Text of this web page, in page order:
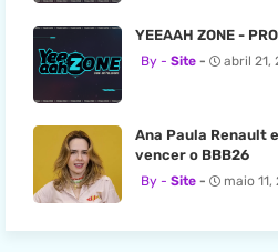
YEEAAH ZONE -
Site abril 21,
Ana Paula Renault
vencer o BBB26
Site maio 11,